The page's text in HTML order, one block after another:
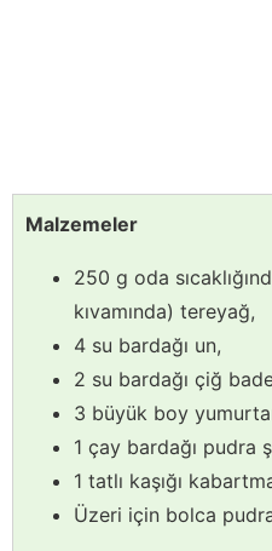
Malzemeler
250 g oda
kıvamında) tereyağ,
4 su bardağı un,
2 su bardağı çiğ
3 büyük boy
1 çay bardağı pudra
1 tatlı kaşığı
Üzeri için bolca